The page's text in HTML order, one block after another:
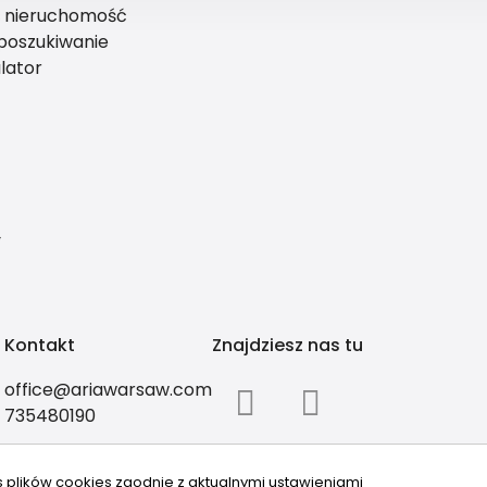
nieruchomość
Kontakt
office@ariawarsaw.com
735480190
Znajdziesz nas tu
cookies zgodnie z aktualnymi ustawieniami